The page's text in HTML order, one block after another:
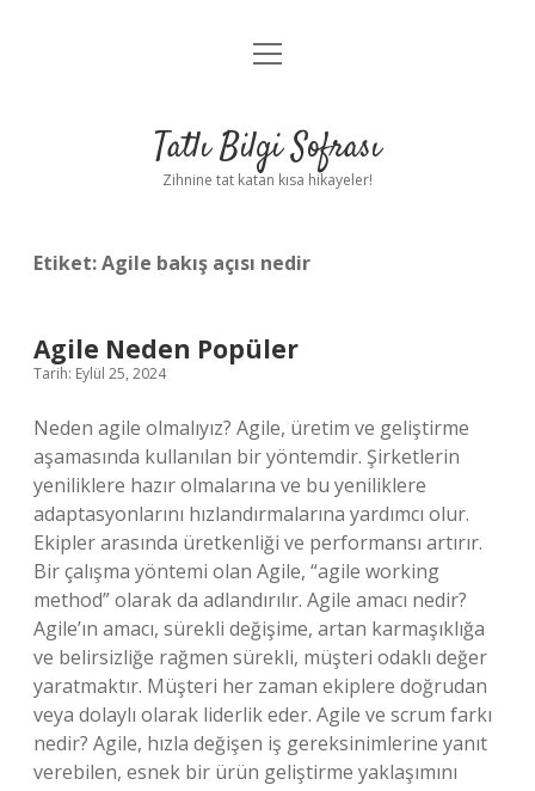
Anasayfa
Yasal Uyarı
menüyü
Tatlı Bilgi Sofrası
Zihnine tat katan kısa hikayeler!
Etiket:Agile bakış açısı nedir
Agile Neden Popüler
Tarih: Eylül 25, 2024
Neden agile olmalıyız? Agile, üretim ve geliştirme
aşamasında kullanılan bir yöntemdir. Şirketlerin
yeniliklere hazır olmalarına ve bu yeniliklere
adaptasyonlarını hızlandırmalarına yardımcı olur.
Ekipler arasında üretkenliği ve performansı artırır.
Bir çalışma yöntemi olan Agile, “agile working
method” olarak da adlandırılır. Agile amacı nedir?
Agile’ın amacı, sürekli değişime, artan karmaşıklığa
ve belirsizliğe rağmen sürekli, müşteri odaklı değer
yaratmaktır. Müşteri her zaman ekiplere doğrudan
veya dolaylı olarak liderlik eder. Agile ve scrum farkı
nedir? Agile, hızla değişen iş gereksinimlerine yanıt
verebilen, esnek bir ürün geliştirme yaklaşımını